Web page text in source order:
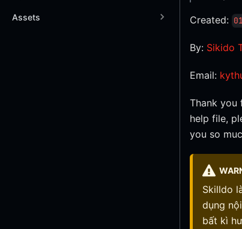
Assets Created:
By: Sikido
Email:
Thank you
help file,
you so
Skilldo
dụng
bất kì